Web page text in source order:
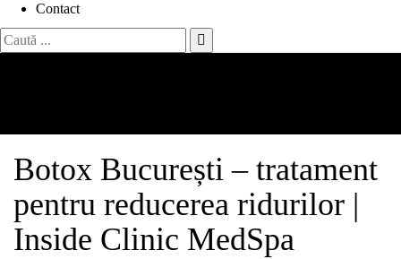
Contact
Search
for:
Botox București – tratament
pentru reducerea ridurilor |
Inside Clinic MedSpa